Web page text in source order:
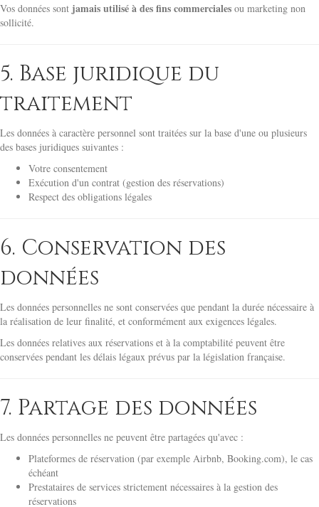
Vos données sont jamais utilisé à des fins commerciales ou marketing non
sollicité.
5. Base juridique du
traitement
Les données à caractère personnel sont traitées sur la base d'une ou plusieurs
des bases juridiques suivantes :
Votre consentement
Exécution d'un contrat (gestion des réservations)
Respect des obligations légales
6. Conservation des
données
Les données personnelles ne sont conservées que pendant la durée nécessaire à
la réalisation de leur finalité, et conformément aux exigences légales.
Les données relatives aux réservations et à la comptabilité peuvent être
conservées pendant les délais légaux prévus par la législation française.
7. Partage des données
Les données personnelles ne peuvent être partagées qu'avec :
Plateformes de réservation (par exemple Airbnb, Booking.com), le cas
échéant
Prestataires de services strictement nécessaires à la gestion des
réservations